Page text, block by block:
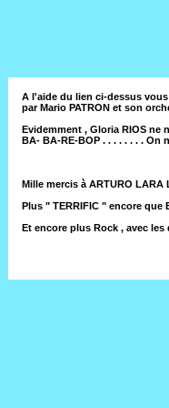
A l'aide du lien ci-dessus
par Mario PATRON et son
Evidemment , Gloria RIOS ne
BA- BA-RE-BOP . . . . . . . . On
Mille mercis à ARTURO
Plus " TERRIFIC " encore que
Et encore plus Rock , avec